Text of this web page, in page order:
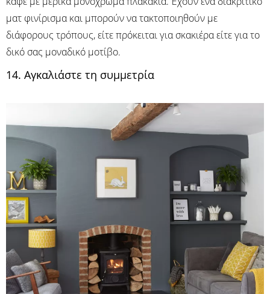
ματ φινίρισμα και μπορούν να τακτοποιηθούν με
διάφορους τρόπους, είτε πρόκειται για σκακιέρα είτε για το
δικό σας μοναδικό μοτίβο.
14. Αγκαλιάστε τη συμμετρία